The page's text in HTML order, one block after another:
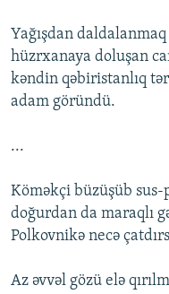
Yağışdan
hüzrxanaya doluşan
kəndin qəbiristanlıq
adam göründü.
...
Köməkçi büzüşüb sus-
doğurdan da maraqlı
Polkovnikə necə
Az əvvəl gözü elə